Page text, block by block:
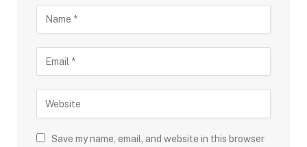
Save my name, email, and website in this browser